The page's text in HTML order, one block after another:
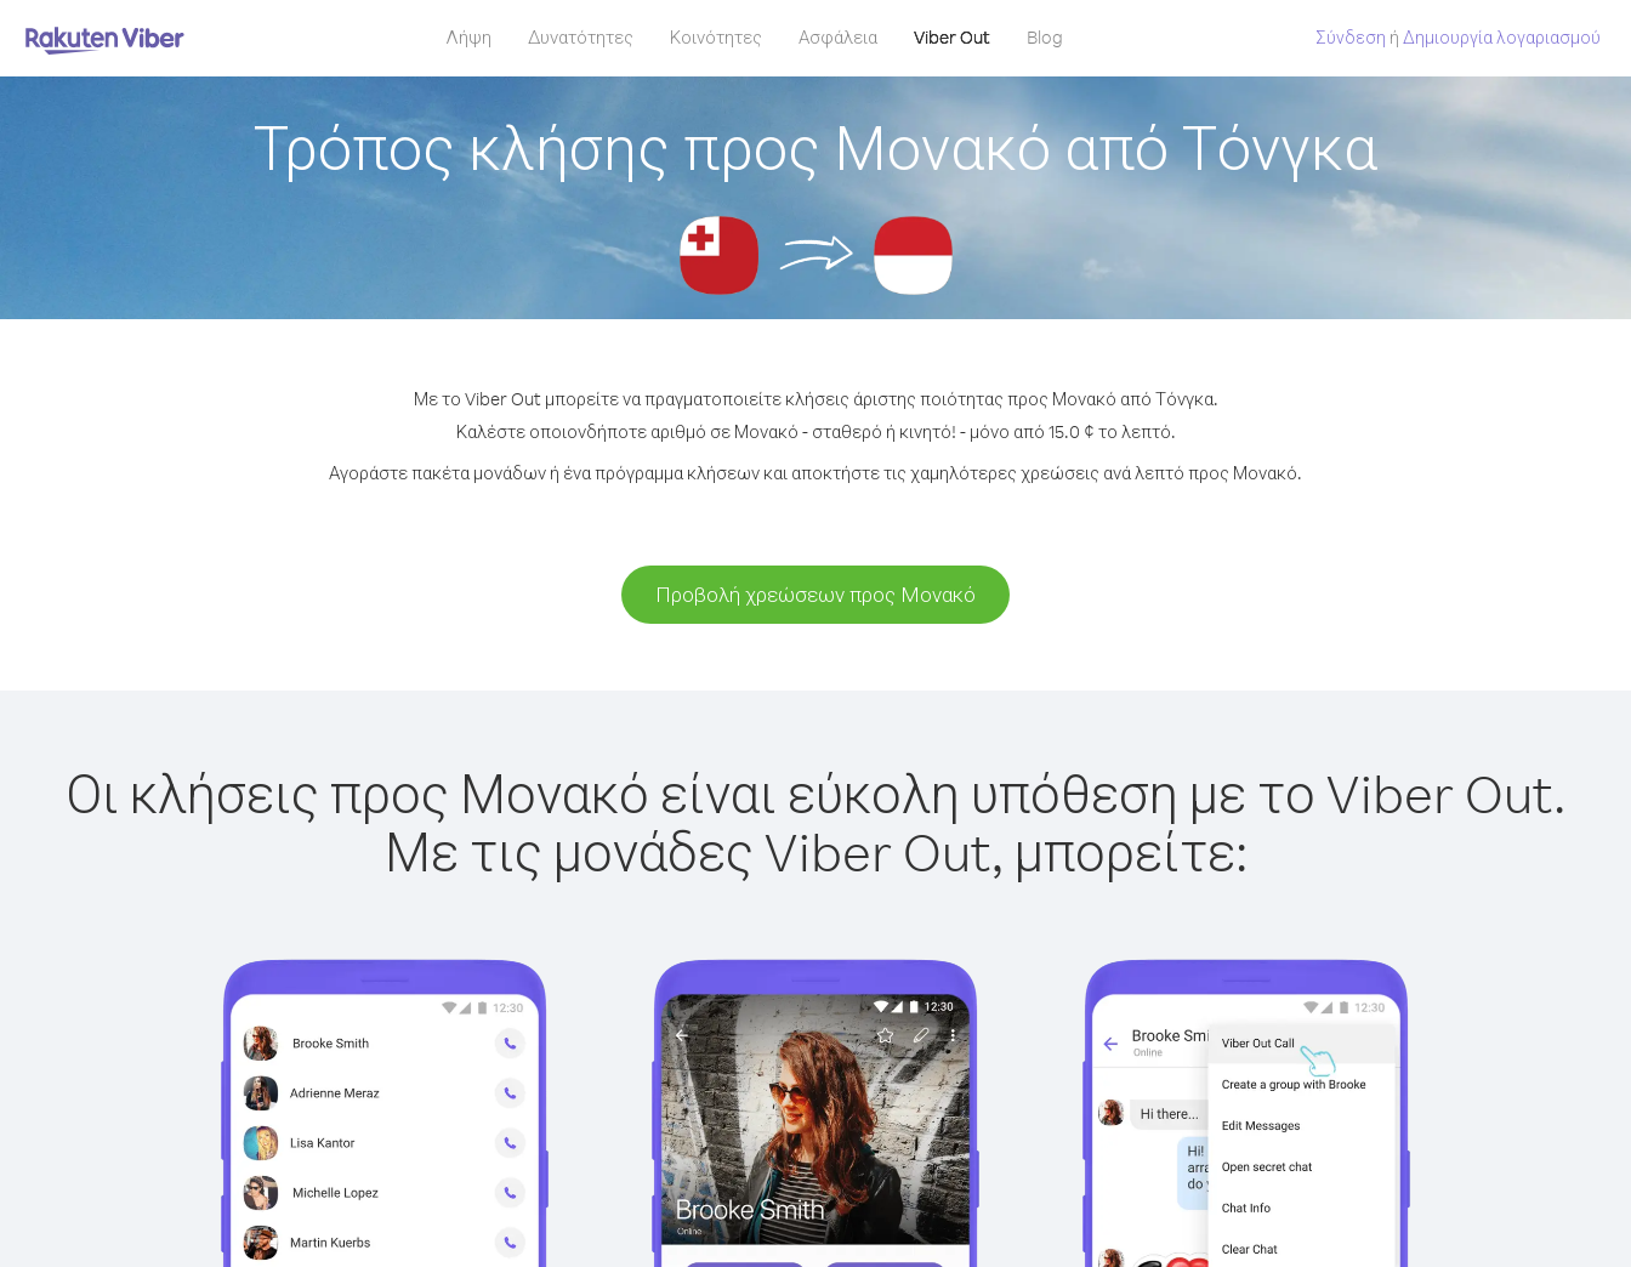
Λήψη Δυνατότητες Κοινότητες Ασφάλεια Viber Out Blog Σύνδεση ή Δημιουργία λογαριασμού
Τρόπος κλήσης προς Μονακό από Τόνγκα
Με το Viber Out μπορείτε να πραγματοποιείτε κλήσεις άριστης ποιότητας προς Μονακό από Τόνγκα.
Καλέστε οποιονδήποτε αριθμό σε Μονακό - σταθερό ή κινητό! - μόνο από 15.0 ¢ το λεπτό.
Αγοράστε πακέτα μονάδων ή ένα πρόγραμμα κλήσεων και αποκτήστε τις χαμηλότερες χρεώσεις ανά λεπτό προς Μονακό.
Προβολή χρεώσεων προς Μονακό
Οι κλήσεις προς Μονακό είναι εύκολη υπόθεση με το Viber Out.
Με τις μονάδες Viber Out, μπορείτε: